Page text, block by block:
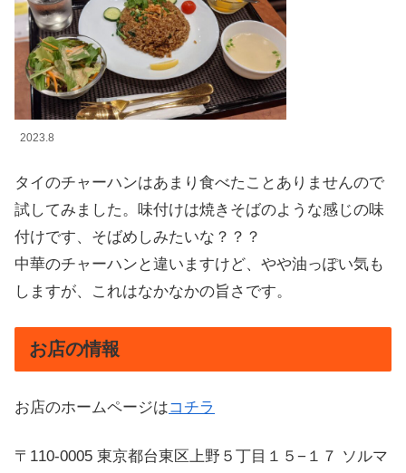
2023.8
タイのチャーハンはあまり食べたことありませんので
試してみました。味付けは焼きそばのような感じの味
付けです、そばめしみたいな？？？
中華のチャーハンと違いますけど、やや油っぽい気も
しますが、これはなかなかの旨さです。
お店の情報
お店のホームページはコチラ
〒110-0005 東京都台東区上野５丁目１５−１７ ソルマ